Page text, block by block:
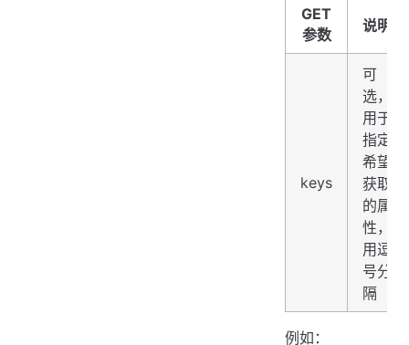
GET
参数
说明
keys
可
选，
用于
指定
希望
获取
的属
性，
用逗
号分
隔
例如：